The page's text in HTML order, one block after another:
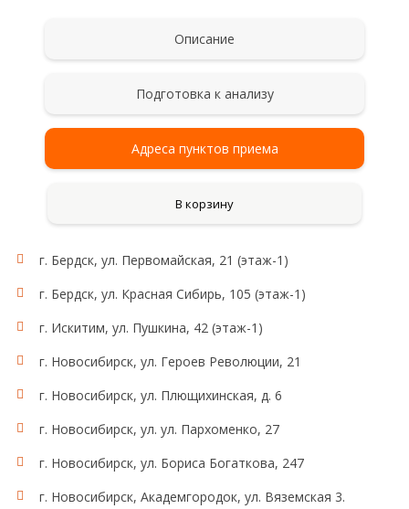
Описание
Подготовка к анализу
Адреса пунктов приема
В корзину
г. Бердск, ул. Первомайская, 21 (этаж-1)
г. Бердск, ул. Красная Сибирь, 105 (этаж-1)
г. Искитим, ул. Пушкина, 42 (этаж-1)
г. Новосибирск, ул. Героев Революции, 21
г. Новосибирск, ул. Плющихинская, д. 6
г. Новосибирск, ул. ул. Пархоменко, 27
г. Новосибирск, ул. Бориса Богаткова, 247
г. Новосибирск, Академгородок, ул. Вяземская 3.